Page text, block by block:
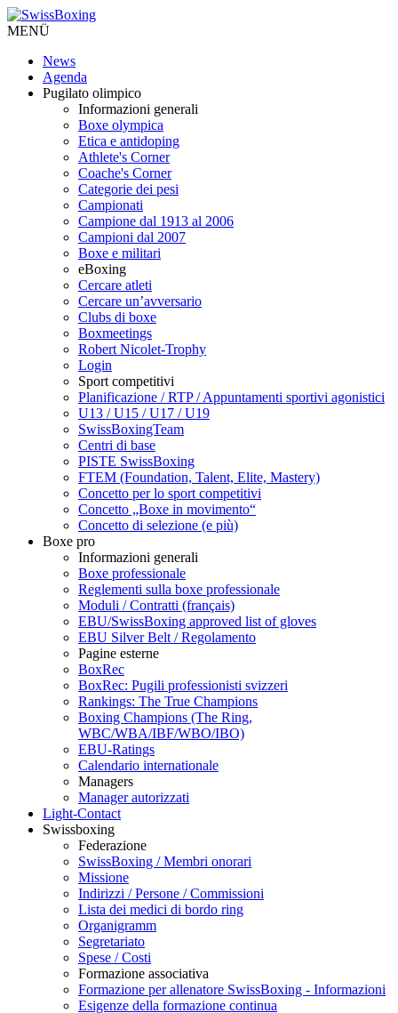
MENÜ
News
Agenda
Pugilato olimpico
Informazioni generali
Boxe olympica
Etica e antidoping
Athlete's Corner
Coache's Corner
Categorie dei pesi
Campionati
Campione dal 1913 al 2006
Campioni dal 2007
Boxe e militari
eBoxing
Cercare atleti
Cercare un’avversario
Clubs di boxe
Boxmeetings
Robert Nicolet-Trophy
Login
Sport competitivi
Planificazione / RTP / Appuntamenti sportivi agonistici
U13 / U15 / U17 / U19
SwissBoxingTeam
Centri di base
PISTE SwissBoxing
FTEM (Foundation, Talent, Elite, Mastery)
Concetto per lo sport competitivi
Concetto „Boxe in movimento“
Concetto di selezione (e più)
Boxe pro
Informazioni generali
Boxe professionale
Reglementi sulla boxe professionale
Moduli / Contratti (français)
EBU/SwissBoxing approved list of gloves
EBU Silver Belt / Regolamento
Pagine esterne
BoxRec
BoxRec: Pugili professionisti svizzeri
Rankings: The True Champions
Boxing Champions (The Ring,
WBC/WBA/IBF/WBO/IBO)
EBU-Ratings
Calendario internationale
Managers
Manager autorizzati
Light-Contact
Swissboxing
Federazione
SwissBoxing / Membri onorari
Missione
Indirizzi / Persone / Commissioni
Lista dei medici di bordo ring
Organigramm
Segretariato
Spese / Costi
Formazione associativa
Formazione per allenatore SwissBoxing - Informazioni
Esigenze della formazione continua